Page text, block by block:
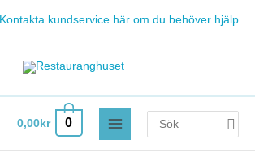
Kontakta kundservice här om du behöver hjälp
0,00kr 0
for: